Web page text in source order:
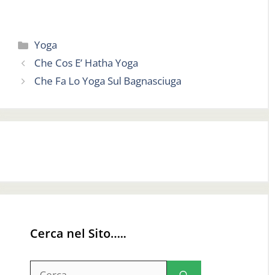
Categorie
Yoga
Che Cos E’ Hatha Yoga
Che Fa Lo Yoga Sul Bagnasciuga
Cerca nel Sito…..